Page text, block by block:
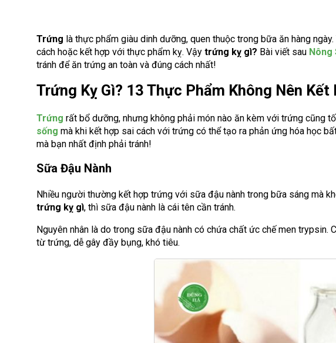
Trứng là thực phẩm giàu dinh dưỡng, quen thuộc trong bữa ăn hàng
cách hoặc kết hợp với thực phẩm kỵ. Vậy trứng kỵ gì? Bài viết sau Nông
tránh để ăn trứng an toàn và đúng cách nhất!
Trứng Kỵ Gì? 13 Thực Phẩm Không Nên Kết
Trứng rất bổ dưỡng, nhưng không phải món nào ăn kèm với trứng cũng
sống mà khi kết hợp sai cách với trứng có thể tạo ra phản ứng hóa học
mà bạn nhất định phải tránh!
Sữa Đậu Nành
Nhiều người thường kết hợp trứng với sữa đậu nành trong bữa sáng mà
trứng kỵ gì, thì sữa đậu nành là cái tên cần tránh.
Nguyên nhân là do trong sữa đậu nành có chứa chất ức chế men trypsin.
từ trứng, dễ gây đầy bụng, khó tiêu.